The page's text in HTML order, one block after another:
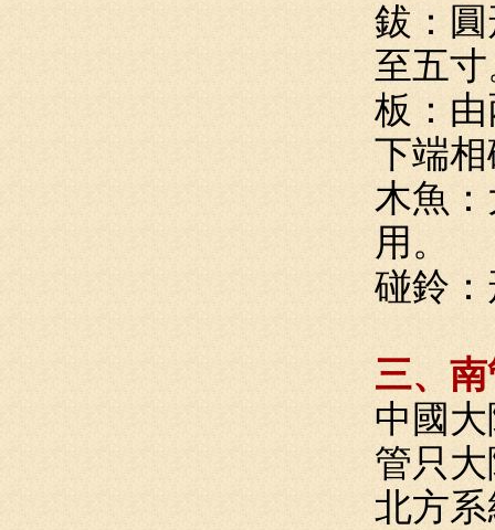
鈸：
至五
板：
下端
木魚
用。
碰鈴
三、
中國
管只
北方